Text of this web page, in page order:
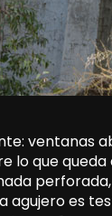
ventanas
lo que
agujero es